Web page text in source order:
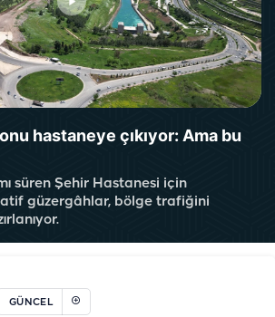
hastaneye çıkıyor: Ama bu
süren Şehir Hastanesi için
güzergâhlar, bölge trafiğini
GÜNCEL